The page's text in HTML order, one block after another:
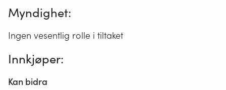
Myndighet:
Ingen vesentlig rolle i tiltaket
Innkjøper:
Kan bidra